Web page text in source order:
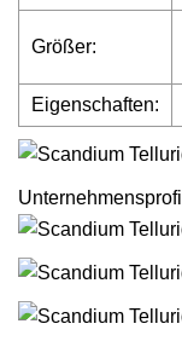
Größer:
Eigenschaften:
Unternehmensprofil